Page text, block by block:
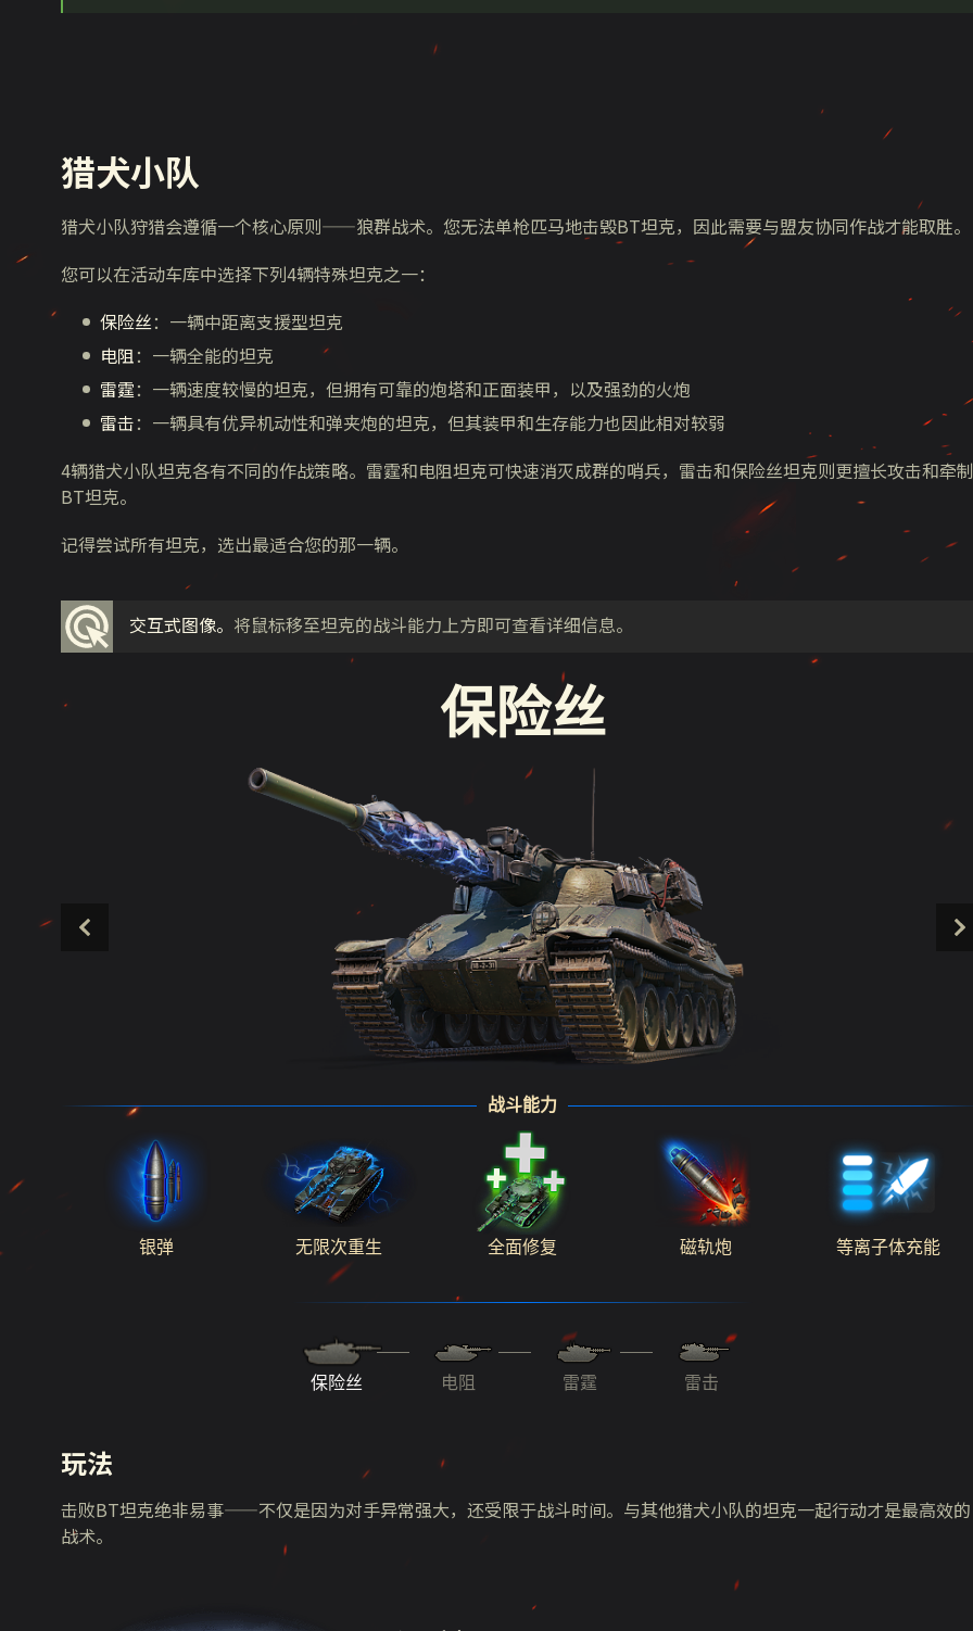
猎犬小队
猎犬小队狩猎会遵循一个核心原则——狼群战术。您无法单枪匹马地击毁BT坦克，因此需要与盟友协同作战才能取胜。
您可以在活动车库中选择下列4辆特殊坦克之一：
保险丝：一辆中距离支援型坦克
电阻：一辆全能的坦克
雷霆：一辆速度较慢的坦克，但拥有可靠的炮塔和正面装甲，以及强劲的火炮
雷击：一辆具有优异机动性和弹夹炮的坦克，但其装甲和生存能力也因此相对较弱
4辆猎犬小队坦克各有不同的作战策略。雷霆和电阻坦克可快速消灭成群的哨兵，雷击和保险丝坦克则更擅长攻击和牵制
BT坦克。
记得尝试所有坦克，选出最适合您的那一辆。
交互式图像。 将鼠标移至坦克的战斗能力上方即可查看详细信息。
保险丝
战斗能力
银弹 无限次重生 全面修复 磁轨炮 等离子体充能
保险丝 电阻 雷霆 雷击
玩法
击败BT坦克绝非易事——不仅是因为对手异常强大，还受限于战斗时间。与其他猎犬小队的坦克一起行动才是最高效的
战术。